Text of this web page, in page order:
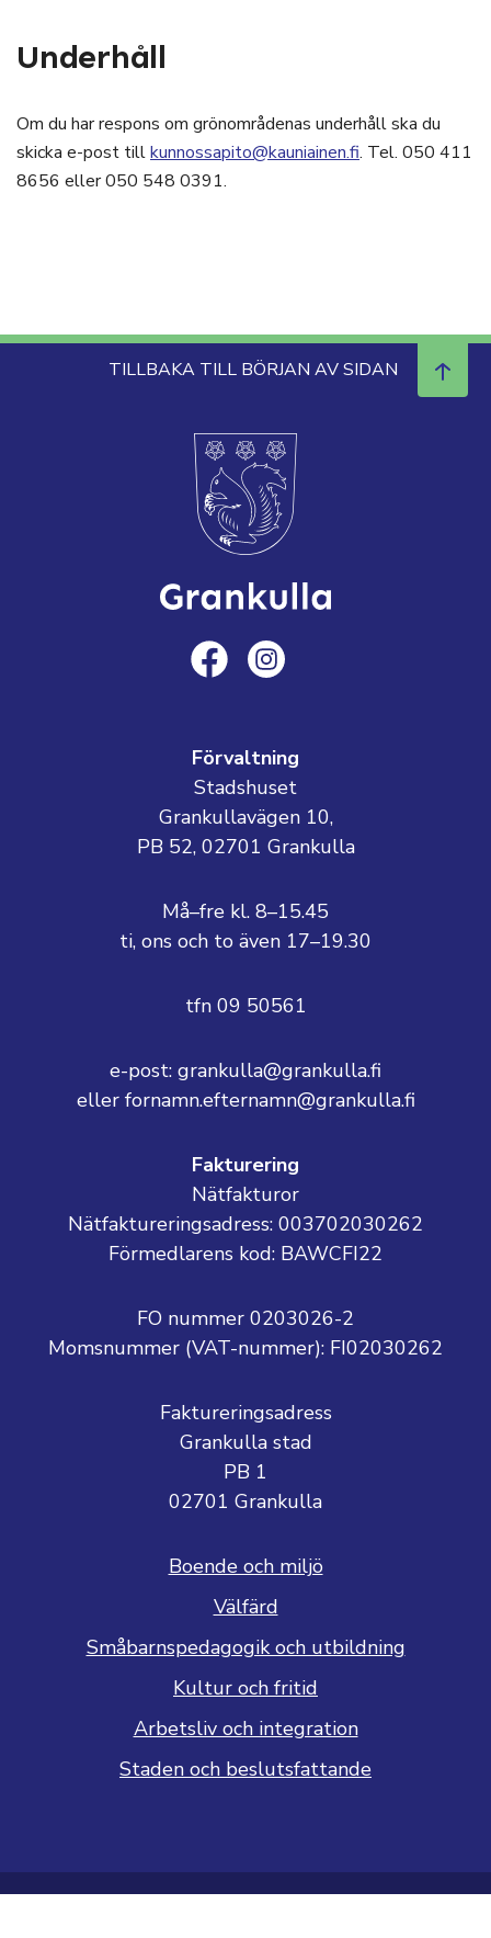
Underhåll
Om du har respons om grönområdenas underhåll ska du
skicka e-post tillkunnossapito@kauniainen.fi. Tel. 050 411
8656 eller 050 548 0391.
TILLBAKA TILL BÖRJAN AV SIDAN
Förvaltning
Stadshuset
Grankullavägen 10,
PB 52, 02701 Grankulla
Må–fre kl. 8–15.45
ti, ons och to även 17–19.30
tfn 09 50561
e-post: grankulla@grankulla.fi
eller fornamn.efternamn@grankulla.fi
Fakturering
Nätfakturor
Nätfaktureringsadress: 003702030262
Förmedlarens kod: BAWCFI22
FO nummer 0203026-2
Momsnummer (VAT-nummer): FI02030262
Faktureringsadress
Grankulla stad
PB 1
02701 Grankulla
Boende och miljö
Välfärd
Småbarnspedagogik och utbildning
Kultur och fritid
Arbetsliv och integration
Staden och beslutsfattande